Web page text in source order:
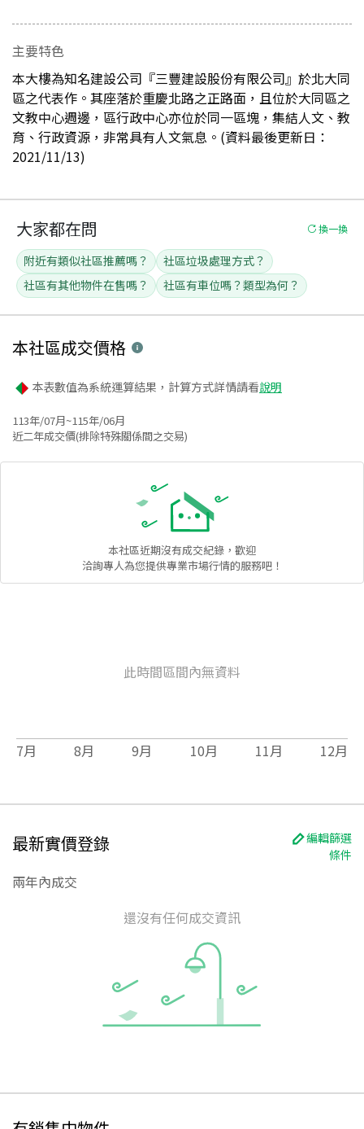
主要特色
本大樓為知名建設公司『三豐建設股份有限公司』於北大同
區之代表作。其座落於重慶北路之正路面，且位於大同區之
文教中心週邊，區行政中心亦位於同一區塊，集結人文、教
育、行政資源，非常具有人文氣息。(資料最後更新日：
2021/11/13)
大家都在問 換一換
附近有類似社區推薦嗎？
社區垃圾處理方式？
社區有其他物件在售嗎？
社區有車位嗎？類型為何？
本社區成交價格
本表數值為系統運算結果，計算方式詳情請看說明
113年/07月~115年/06月
近二年成交價(排除特殊關係間之交易)
本社區近期沒有成交紀錄，歡迎
洽詢專人為您提供專業市場行情的服務吧！
此時間區間內無資料
7月 8月 9月 10月 11月 12月
最新實價登錄
編輯篩選
條件
兩年內成交
還沒有任何成交資訊